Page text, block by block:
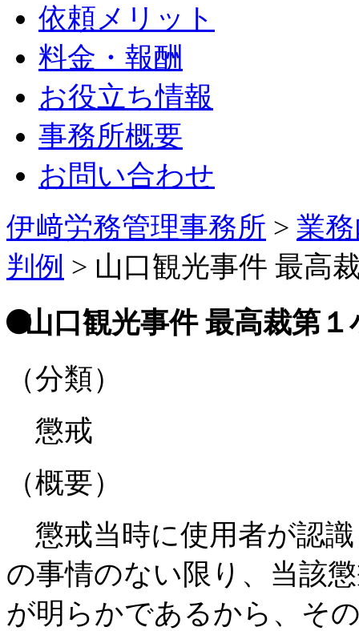
依頼メリット
料金・報酬
お役立ち情報
事務所概要
お問い合わせ
伊﨑労務管理事務所 > 業
判例 > 山口観光事件 最高
山口観光事件 最高裁第１
（分類）
懲戒
（概要）
懲戒当時に使用者が認
の事情のない限り、当該
が明らかであるから、そ